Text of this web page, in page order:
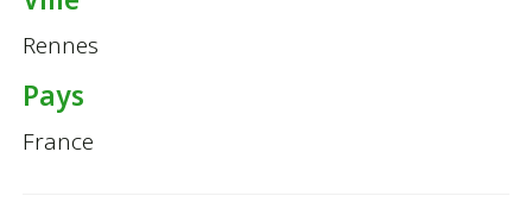
Rennes
Pays
France